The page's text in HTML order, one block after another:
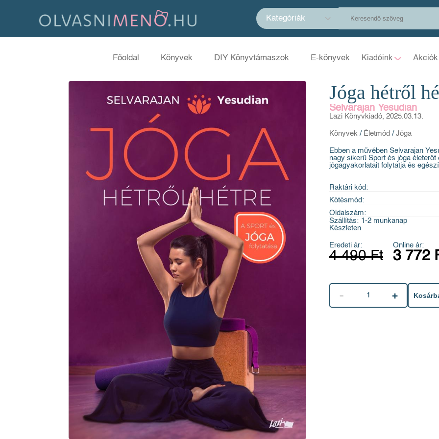
Kategóriák
Főoldal Könyvek DIY Könyvtámaszok E-könyvek Kiadóink Akciók
Jóga hétről
Selvarajan Yesudian
Lazi Könyvkiadó, 2025.03.13.
Könyvek / Életmód / Jóga
Ebben a művében Selvarajan
nagy sikerű Sport és jóga
jógagyakorlatait folytatja és
Raktári kód:
Kötésmód:
Oldalszám:
Szállítás: 1-2 munkanap
Készleten
Eredeti ár:
4 490 Ft
Online ár:
3 772
1